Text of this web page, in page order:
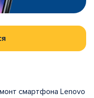
смартфона Lenovo